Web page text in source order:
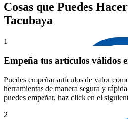
Cosas que Puedes
Tacubaya
1
Empeña tus artículos válidos
Puedes empeñar artículos de valor
herramientas de manera segura y
puedes empeñar, haz click en el
2